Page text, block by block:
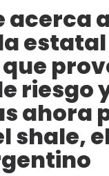
acerca
estatal
que
riesgo
ahora
shale,